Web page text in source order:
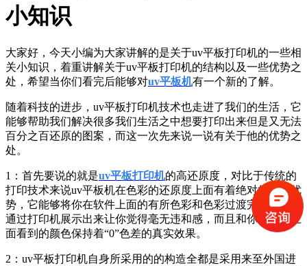
小知识
大家好，今天小编为大家讲解的是关于uv平板打印机的一些相
关小知识，着重讲解关于uv平板打印机的结构以及一些优势之
处，希望当你们看完后能够对uv平板机有一个新的了解。
随着科技的进步，uv平板打印机技术也走进了我们的生活，它
能够帮助我们解决很多我们生活之中想要打印出来但是又无法
百分之百还原的图案，而这一次先来说一说有关于他的优势之
处。
1：首先要说的就是uv平板打印机的高还原度，对比于传统的
打印技术来说uv平板机在色彩的还原度上面有着绝对的领先优
势，它能够将你在软件上面的有所色彩和色彩过渡完完整整的
通过打印机展示出来让你觉得毫无违和感，而且和你在软件上
面看到的颜色保持着“0”色差的真实效果。
2：uv平板打印机自身所采用的的构造全都是采用来至外国进